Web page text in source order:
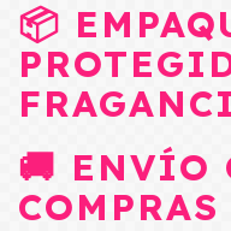
📦
🚚 ENVÍO